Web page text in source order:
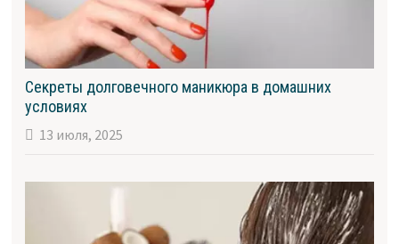
Секреты долговечного маникюра в домашних
условиях
13 июля, 2025